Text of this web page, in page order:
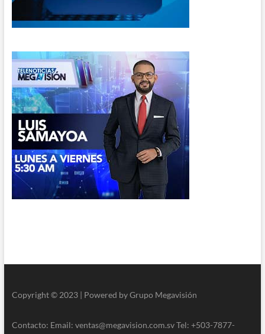
Copyright © 2023 | Powered by Grupo Megavisión
Contacto: Email: ventas@megavision.com.sv Tel: +503-7877-